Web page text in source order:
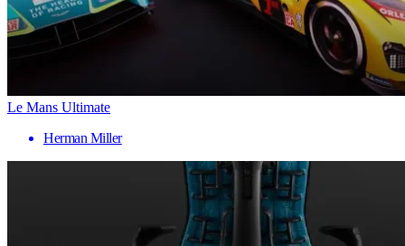
Le Mans Ultimate
Herman Miller